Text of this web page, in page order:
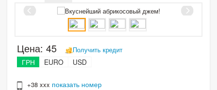
Цена: 45 Получить кредит
ГРН EURO USD
+38 xxx показать номер